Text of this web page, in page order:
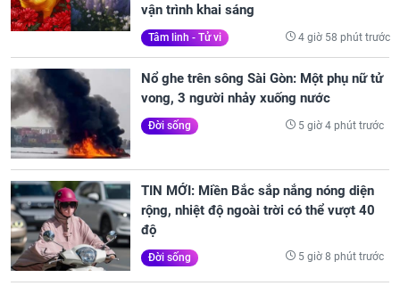
vận trình khai sáng
Tâm linh - Tử vi 4 giờ 58 phút trước
Nổ ghe trên sông Sài Gòn: Một phụ nữ tử
vong, 3 người nhảy xuống nước
Đời sống 5 giờ 4 phút trước
TIN MỚI: Miền Bắc sắp nắng nóng diện
rộng, nhiệt độ ngoài trời có thể vượt 40
độ
Đời sống 5 giờ 8 phút trước